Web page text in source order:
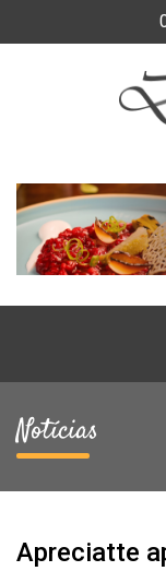
Notícias
Apreciatte